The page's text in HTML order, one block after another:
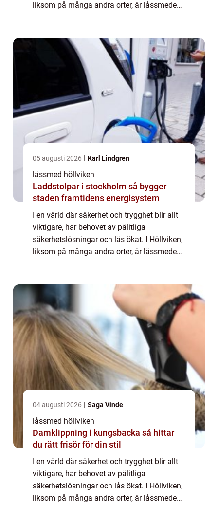
liksom på många andra orter, är låssmedens
05 augusti 2026 Karl Lindgren
låssmed höllviken
Laddstolpar i stockholm så bygger
staden framtidens energisystem
I en värld där säkerhet och trygghet blir allt
viktigare, har behovet av pålitliga
säkerhetslösningar och lås ökat. I Höllviken,
liksom på många andra orter, är låssmedens
04 augusti 2026 Saga Vinde
låssmed höllviken
Damklippning i kungsbacka så hittar
du rätt frisör för din stil
I en värld där säkerhet och trygghet blir allt
viktigare, har behovet av pålitliga
säkerhetslösningar och lås ökat. I Höllviken,
liksom på många andra orter, är låssmedens